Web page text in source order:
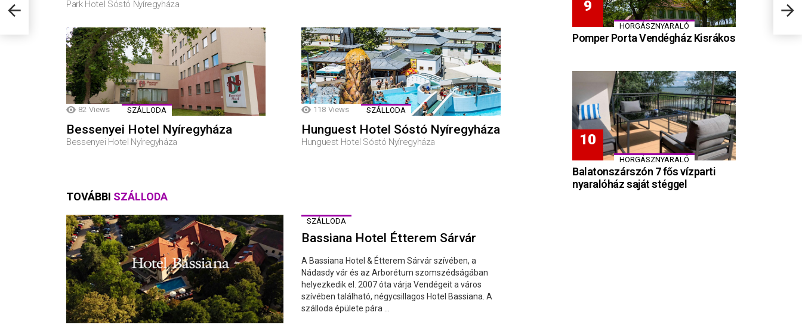
Park Hotel Sóstó Nyíregyháza
82 Views SZÁLLODA
Bessenyei Hotel Nyíregyháza
Bessenyei Hotel Nyíregyháza
118 Views SZÁLLODA
Hunguest Hotel Sóstó Nyíregyháza
Hunguest Hotel Sóstó Nyíregyháza
TOVÁBBI SZÁLLODA
SZÁLLODA
Bassiana Hotel Étterem Sárvár
A Bassiana Hotel & Étterem Sárvár szívében, a
Nádasdy vár és az Arborétum szomszédságában
helyezkedik el. 2007 óta várja Vendégeit a város
szívében található, négycsillagos Hotel Bassiana. A
szálloda épülete pára ...
HORGÁSZNYARALÓ
Pomper Porta Vendégház Kisrákos
HORGÁSZNYARALÓ
Balatonszárszón 7 fős vízparti
nyaralóház saját stéggel